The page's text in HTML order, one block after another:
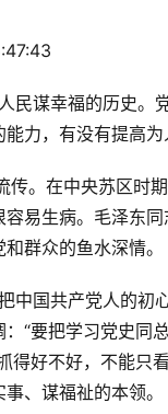
民谋幸福的历史。
力，有没有提高
传。在中央苏区时
易生病。毛泽东
群众的鱼水深情。
中国共产党人的初
“要把学习党史
得好不好，不能只
、谋福祉的本领。